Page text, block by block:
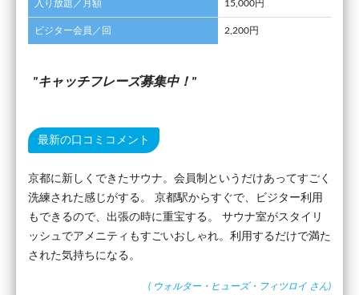
入り放題／月額 15,000円
ビジター会員／回 2,200円
キャッチフレーズ募集中！
最新の口コミコメント
京都に新しくできたサウナ。会員制というだけあってすごく
洗練された感じがする。 京都駅からすぐで、ビジター利用
もできるので、出張の時に重宝する。 サウナ室がスタイリ
ッシュでアメニティもすごいおしゃれ。利用するだけで満た
された気持ちになる。
( ウォルター・ヒューズ・フィツロイ さん)